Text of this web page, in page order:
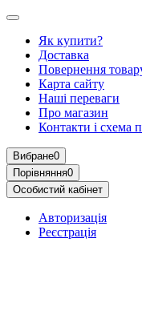
Як купити?
Доставка
Повернення
Карта сайту
Наші переваги
Про магазин
Контакти і схема
Вибране0
Порівняння0
Особистий кабінет
Авторизація
Реєстрація